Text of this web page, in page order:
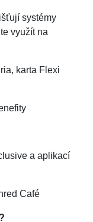
systémy
využít na
karta Flexi
a aplikací
Café